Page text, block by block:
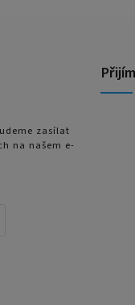
zasílat
na našem e-